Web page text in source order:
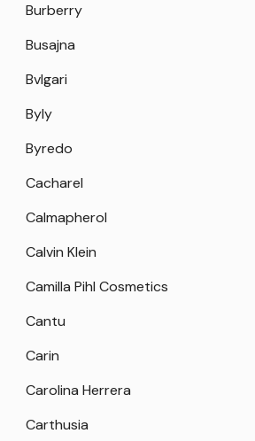
Burberry
Busajna
Bvlgari
Byly
Byredo
Cacharel
Calmapherol
Calvin Klein
Camilla Pihl Cosmetics
Cantu
Carin
Carolina Herrera
Carthusia